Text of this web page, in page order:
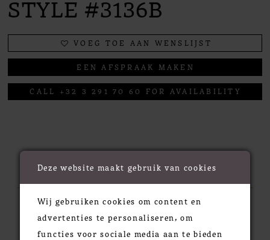
STYLE #3136B
VOEG TOE AAN WENSLIJST
EEN AFSPRAAK MAKEN
CALL +32 3 291 70 60 FOR AVAILABILITY
RELATED PRODUCTS
Products
PAUSE AUTOPLAY
PREVIOUS SLIDE
NEXT SLIDE
Deze website maakt gebruik van cookies
Wij gebruiken cookies om content en
advertenties te personaliseren, om
functies voor sociale media aan te bieden